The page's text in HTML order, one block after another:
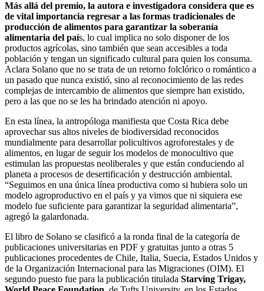
Más allá del premio, la autora e investigadora considera que es
de vital importancia regresar a las formas tradicionales de
producción de alimentos para garantizar la soberanía
alimentaria del país, lo cual implica no solo disponer de los
productos agrícolas, sino también que sean accesibles a toda
población y tengan un significado cultural para quien los consuma.
Aclara Solano que no se trata de un retorno folclórico o romántico a
un pasado que nunca existió, sino al reconocimiento de las redes
complejas de intercambio de alimentos que siempre han existido,
pero a las que no se les ha brindado atención ni apoyo.
En esta línea, la antropóloga manifiesta que Costa Rica debe
aprovechar sus altos niveles de biodiversidad reconocidos
mundialmente para desarrollar policultivos agroforestales y de
alimentos, en lugar de seguir los modelos de monocultivo que
estimulan las propuestas neoliberales y que están conduciendo al
planeta a procesos de desertificación y destrucción ambiental.
“Seguimos en una única línea productiva como si hubiera solo un
modelo agroproductivo en el país y ya vimos que ni siquiera ese
modelo fue suficiente para garantizar la seguridad alimentaria”,
agregó la galardonada.
El libro de Solano se clasificó a la ronda final de la categoría de
publicaciones universitarias en PDF y gratuitas junto a otras 5
publicaciones procedentes de Chile, Italia, Suecia, Estados Unidos y
de la Organización Internacional para las Migraciones (OIM). El
segundo puesto fue para la publicación titulada Starving Trigay,